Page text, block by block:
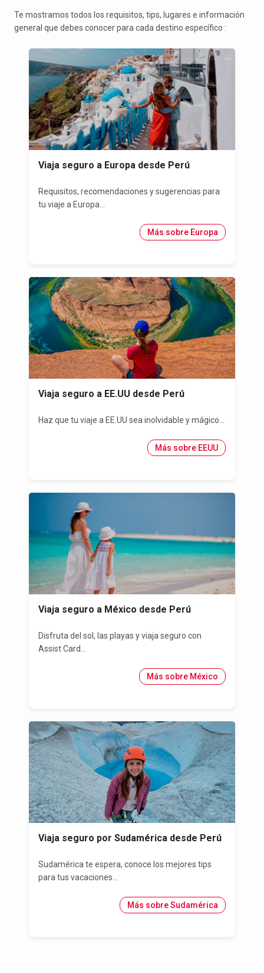
Te mostramos todos los requisitos, tips, lugares e información
general que debes conocer para cada destino específico :
Viaja seguro a Europa desde Perú
Requisitos, recomendaciones y sugerencias para
tu viaje a Europa...
Más sobre Europa
Viaja seguro a EE.UU desde Perú
Haz que tu viaje a EE.UU sea inolvidable y mágico...
Más sobre EEUU
Viaja seguro a México desde Perú
Disfruta del sol, las playas y viaja seguro con
Assist Card...
Más sobre México
Viaja seguro por Sudamérica desde Perú
Sudamérica te espera, conoce los mejores tips
para tus vacaciones...
Más sobre Sudamérica